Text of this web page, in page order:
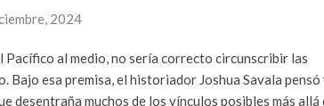
2024
al medio, no sería correcto circunscribir las
esa premisa, el historiador Joshua Savala pensó
desentraña muchos de los vínculos posibles más allá